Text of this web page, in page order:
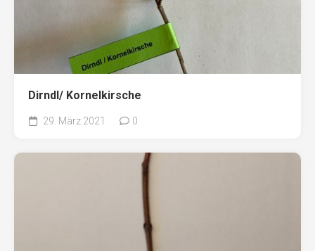
Dirndl/ Kornelkirsche
29. März 2021 0